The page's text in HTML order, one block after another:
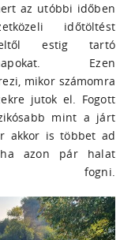
az utóbbi időben
időtöltést
estig tartó
Ezen
mikor számomra
jutok el. Fogott
mint a járt
akkor is többet ad
ha azon pár halat